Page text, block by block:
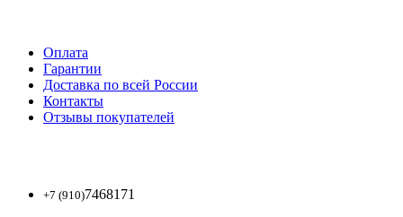
Оплата
Гарантии
Доставка по всей России
Контакты
Отзывы покупателей
+7 (910)7468171